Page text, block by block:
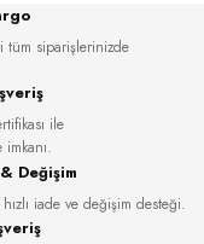
tüm siparişlerinizde
ile
Değişim
iade ve değişim desteği.